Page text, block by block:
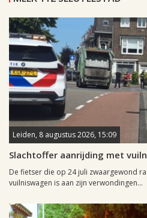
Leiden, 8 augustus 2026, 15:09
Slachtoffer aanrijding met
De fietser die op 24 juli zwaargewond
vuilniswagen is aan zijn verwondingen...